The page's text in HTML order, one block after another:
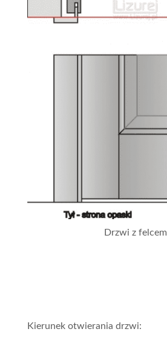
Drzwi z felcem
Kierunek otwierania drzwi: